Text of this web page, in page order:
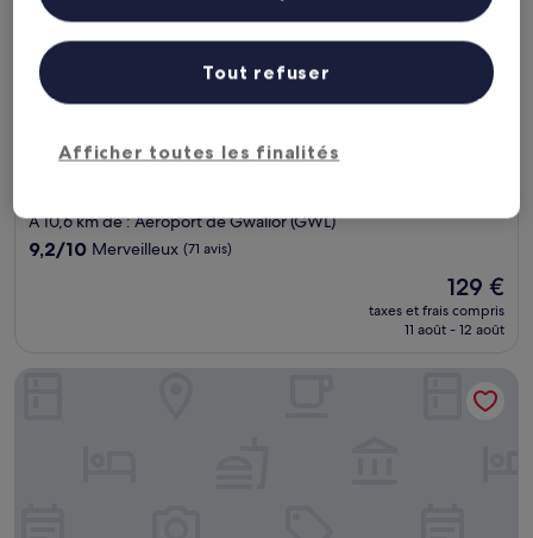
Taj Usha Kiran Palace, Gwalior
Taj Usha Kiran Palace, Gwalior
5.0 étoiles
À 10,6 km de : Aéroport de Gwalior (GWL)
9.2
9,2/10 Merveilleux (71 avis)
Le
nouveau
prix
129 €
129 €
taxes et frais compris
11 août - 12 août
Regenta Place Gwalior
Liste de nos partenaires (fournisseurs)
Afficher toutes les finalités
Tout refuser